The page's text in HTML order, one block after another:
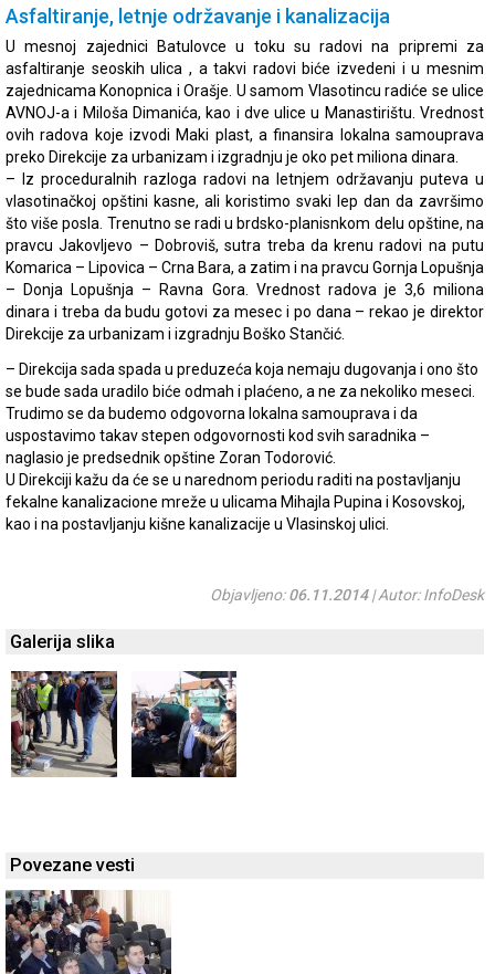
Asfaltiranje, letnje održavanje i kanalizacija
U mesnoj zajednici Batulovce u toku su radovi na pripremi za
asfaltiranje seoskih ulica , a takvi radovi biće izvedeni i u mesnim
zajednicama Konopnica i Orašje. U samom Vlasotincu radiće se ulice
AVNOJ-a i Miloša Dimanića, kao i dve ulice u Manastirištu. Vrednost
ovih radova koje izvodi Maki plast, a finansira lokalna samouprava
preko Direkcije za urbanizam i izgradnju je oko pet miliona dinara.
– Iz proceduralnih razloga radovi na letnjem održavanju puteva u
vlasotinačkoj opštini kasne, ali koristimo svaki lep dan da završimo
što više posla. Trenutno se radi u brdsko-planisnkom delu opštine, na
pravcu Jakovljevo – Dobroviš, sutra treba da krenu radovi na putu
Komarica – Lipovica – Crna Bara, a zatim i na pravcu Gornja Lopušnja
– Donja Lopušnja – Ravna Gora. Vrednost radova je 3,6 miliona
dinara i treba da budu gotovi za mesec i po dana – rekao je direktor
Direkcije za urbanizam i izgradnju Boško Stančić.
– Direkcija sada spada u preduzeća koja nemaju dugovanja i ono što
se bude sada uradilo biće odmah i plaćeno, a ne za nekoliko meseci.
Trudimo se da budemo odgovorna lokalna samouprava i da
uspostavimo takav stepen odgovornosti kod svih saradnika –
naglasio je predsednik opštine Zoran Todorović.
U Direkciji kažu da će se u narednom periodu raditi na postavljanju
fekalne kanalizacione mreže u ulicama Mihajla Pupina i Kosovskoj,
kao i na postavljanju kišne kanalizacije u Vlasinskoj ulici.
Objavljeno:06.11.2014| Autor: InfoDesk
Galerija slika
Povezane vesti